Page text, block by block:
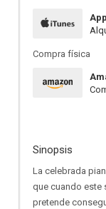
Compra física
Sinopsis
La celebrada
que cuando este
pretende